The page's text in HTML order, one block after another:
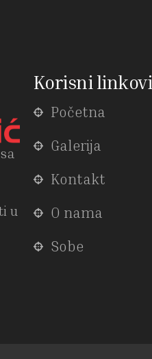
u
Korisni linkovi
Početna
Galerija
Kontakt
O nama
Sobe